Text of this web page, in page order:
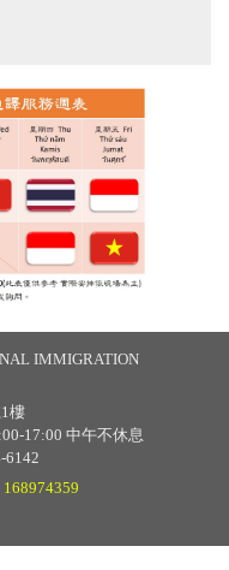
IMMIGRATION
樓
17:00 中午不休息
6142
168974359